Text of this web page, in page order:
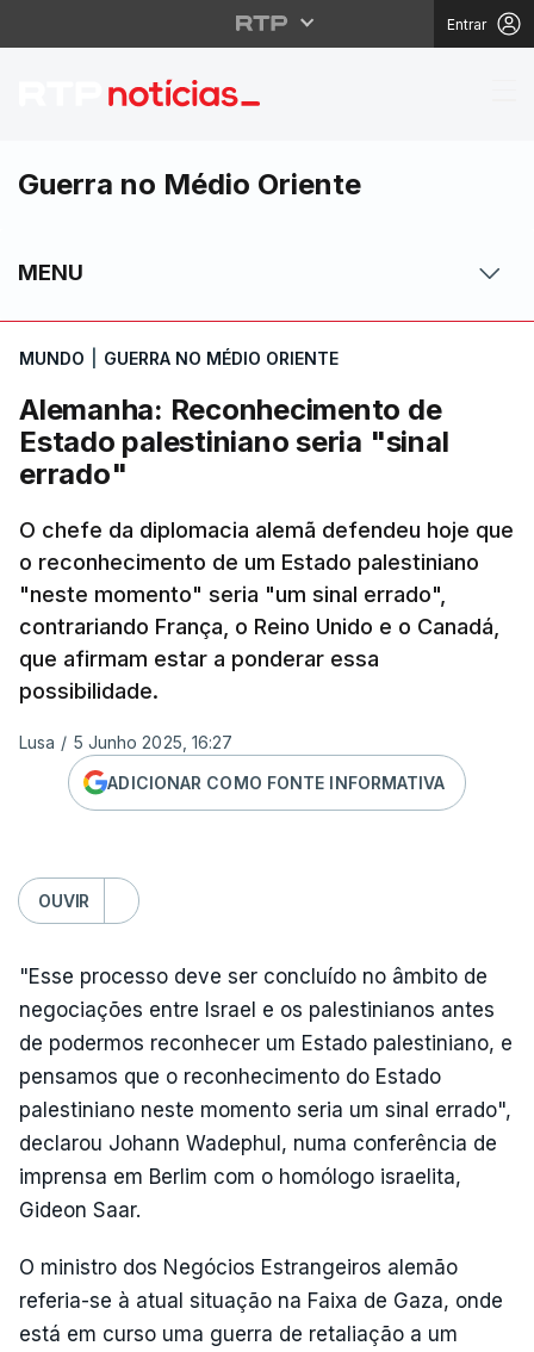
Entrar
Alemanha:
Guerra no Médio Oriente
MENU
MUNDO GUERRA NO MÉDIO ORIENTE
Alemanha: Reconhecimento de
Estado palestiniano seria "sinal
errado"
O chefe da diplomacia alemã defendeu hoje que
o reconhecimento de um Estado palestiniano
"neste momento" seria "um sinal errado",
contrariando França, o Reino Unido e o Canadá,
que afirmam estar a ponderar essa
possibilidade.
Lusa / 5 Junho 2025, 16:27
ADICIONAR COMO FONTE INFORMATIVA
OUVIR
"Esse processo deve ser concluído no âmbito de
negociações entre Israel e os palestinianos antes
de podermos reconhecer um Estado palestiniano, e
pensamos que o reconhecimento do Estado
palestiniano neste momento seria um sinal errado",
declarou Johann Wadephul, numa conferência de
imprensa em Berlim com o homólogo israelita,
Gideon Saar.
O ministro dos Negócios Estrangeiros alemão
referia-se à atual situação na Faixa de Gaza, onde
está em curso uma guerra de retaliação a um